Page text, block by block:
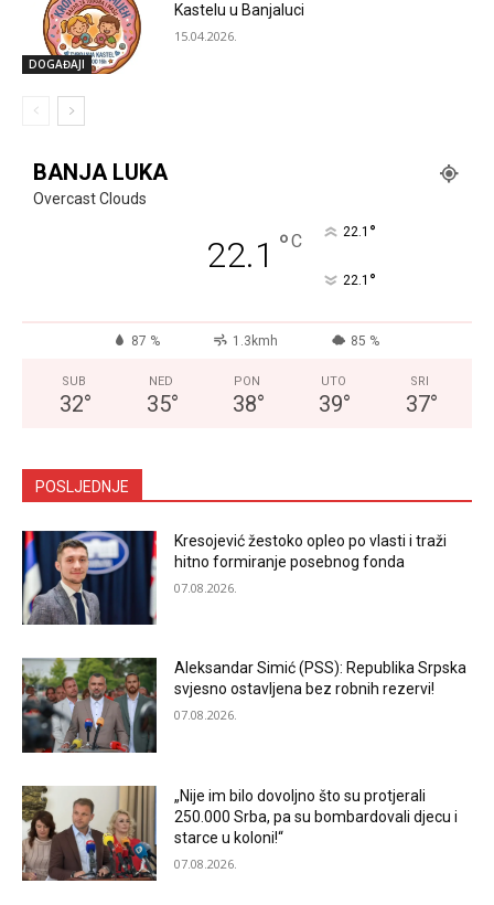
DOGAĐAJI
Kastelu u Banjaluci
15.04.2026.
BANJA LUKA
Overcast Clouds
22.1 °C 22.1 °
22.1 °
87 % 1.3kmh 85 %
SUB
32°
NED
35°
PON
38°
UTO
39°
SRI
37°
POSLJEDNJE
Kresojević žestoko opleo po vlasti i traži
hitno formiranje posebnog fonda
07.08.2026.
Aleksandar Simić (PSS): Republika Srpska
svjesno ostavljena bez robnih rezervi!
07.08.2026.
„Nije im bilo dovoljno što su protjerali
250.000 Srba, pa su bombardovali djecu i
starce u koloni!“
07.08.2026.